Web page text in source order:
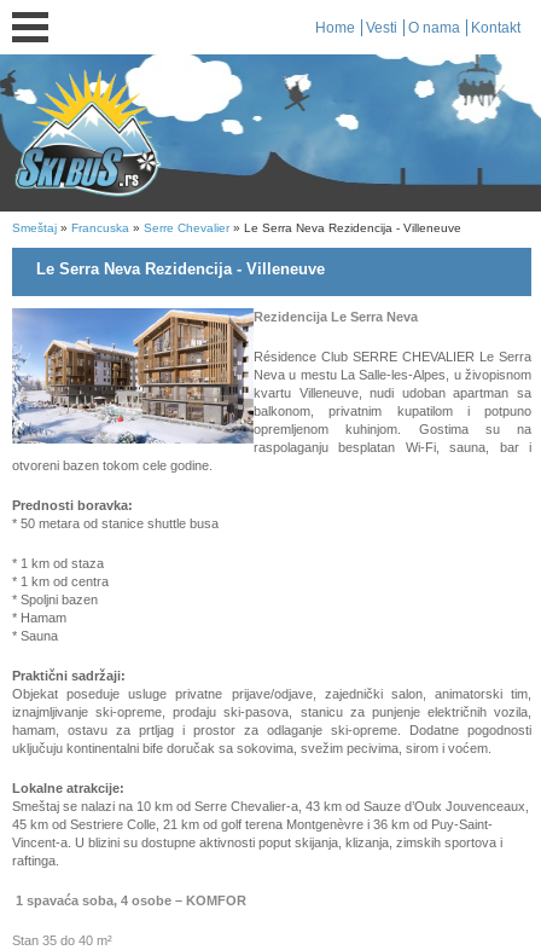
Home Vesti O nama Kontakt
Smeštaj » Francuska » Serre Chevalier» Le Serra Neva Rezidencija - Villeneuve
Le Serra Neva Rezidencija - Villeneuve
Rezidencija Le Serra Neva
Résidence Club SERRE CHEVALIER Le Serra
Neva u mestu La Salle-les-Alpes, u živopisnom
kvartu Villeneuve, nudi udoban apartman sa
balkonom, privatnim kupatilom i potpuno
opremljenom kuhinjom. Gostima su na
raspolaganju besplatan Wi-Fi, sauna, bar i
otvoreni bazen tokom cele godine.
Prednosti boravka:
* 50 metara od stanice shuttle busa
* 1 km od staza
* 1 km od centra
* Spoljni bazen
* Hamam
* Sauna
Praktični sadržaji:
Objekat poseduje usluge privatne prijave/odjave, zajednički salon, animatorski tim,
iznajmljivanje ski-opreme, prodaju ski-pasova, stanicu za punjenje električnih vozila,
hamam, ostavu za prtljag i prostor za odlaganje ski-opreme. Dodatne pogodnosti
uključuju kontinentalni bife doručak sa sokovima, svežim pecivima, sirom i voćem.
Lokalne atrakcije:
Smeštaj se nalazi na 10 km od Serre Chevalier-a, 43 km od Sauze d’Oulx Jouvenceaux,
45 km od Sestriere Colle, 21 km od golf terena Montgenèvre i 36 km od Puy-Saint-
Vincent-a. U blizini su dostupne aktivnosti poput skijanja, klizanja, zimskih sportova i
raftinga.
1 spavaća soba, 4 osobe – KOMFOR
Stan 35 do 40 m²